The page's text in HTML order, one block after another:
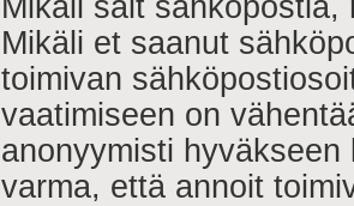
Mikäli sait
Mikäli et saanut
toimivan
vaatimiseen on
anonyymisti
varma, että annoit